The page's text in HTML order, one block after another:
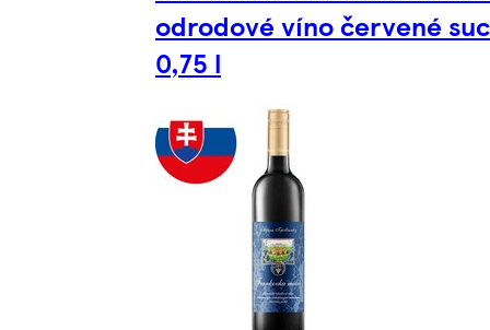
odrodové víno červené
0,75 l